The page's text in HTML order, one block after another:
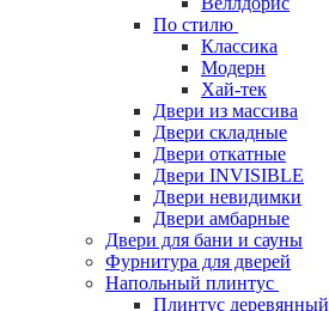
По стилю
Классика
Модерн
Хай-тек
Двери из массива
Двери складные
Двери откатные
Двери INVISIBLE
Двери невидимки
Двери амбарные
Двери для бани и сауны
Фурнитура для дверей
Напольный плинтус
Плинтус деревянный